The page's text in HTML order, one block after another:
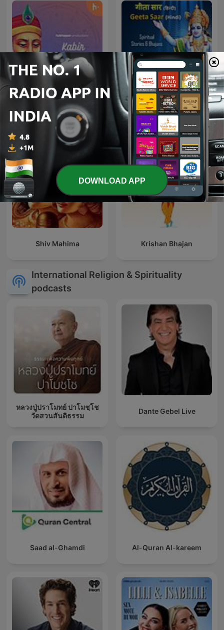
Kabir Amritwani Geeta Saar - Hindi
Shiv Mahima Krishan Bhajan
International Religion & Spirituality
podcasts
หลวงปู่ปราโมทย์ ปาโมชฺโช
วัดสวนสันติธรรม
Dante Gebel Live
Saad al-Ghamdi Al-Quran Al-kareem
DOWNLOAD APP